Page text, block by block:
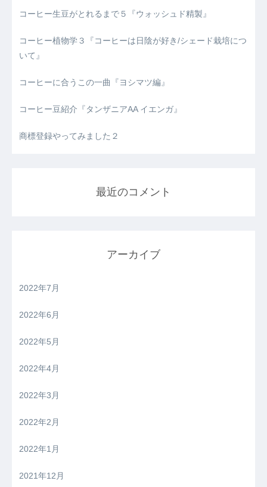
コーヒー生豆がとれるまで５『ウォッシュド精製』
コーヒー植物学３『コーヒーは日陰が好き/シェード栽培につ
いて』
コーヒーに合うこの一曲『ヨシマツ編』
コーヒー豆紹介『タンザニアAA イエンガ』
商標登録やってみました２
最近のコメント
アーカイブ
2022年7月
2022年6月
2022年5月
2022年4月
2022年3月
2022年2月
2022年1月
2021年12月